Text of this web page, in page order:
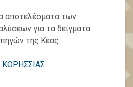
αποτελέσματα των
για τα δείγματα
της Κέας.